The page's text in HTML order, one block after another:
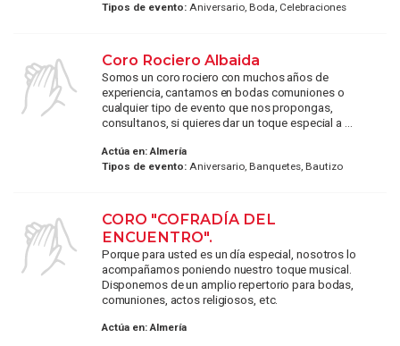
Tipos de evento:Aniversario, Boda, Celebraciones
Coro Rociero Albaida
Somos un coro rociero con muchos años de
experiencia, cantamos en bodas comuniones o
cualquier tipo de evento que nos propongas,
consultanos, si quieres dar un toque especial a ...
Actúa en: Almería
Tipos de evento:Aniversario, Banquetes, Bautizo
CORO "COFRADÍA DEL
ENCUENTRO".
Porque para usted es un día especial, nosotros lo
acompañamos poniendo nuestro toque musical.
Disponemos de un amplio repertorio para bodas,
comuniones, actos religiosos, etc.
Actúa en: Almería